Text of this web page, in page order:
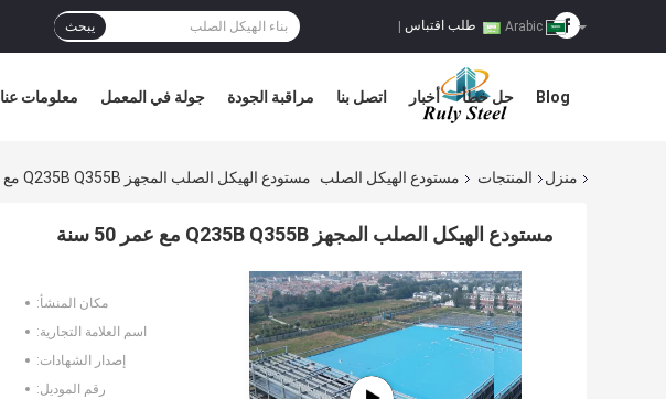
طلب اقتباس يبحث
معلومات عنا جولة في المعمل مراقبة الجودة اتصل بنا أخبار حل خطأ Blog
منزل المنتجات مستودع الهيكل الصلب مستودع الهيكل الصلب المجهز Q235B Q355B مع عمر 50 سنة
مستودع الهيكل الصلب المجهز Q235B Q355B مع عمر 50 سنة
مكان المنشأ:
اسم العلامة التجارية:
إصدار الشهادات:
رقم الموديل: